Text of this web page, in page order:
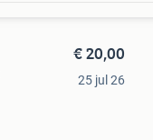
€ 20,00
25 jul 26